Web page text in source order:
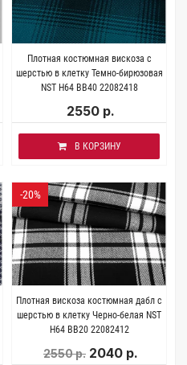
Плотная костюмная вискоза с
шерстью в клетку Темно-бирюзовая
NST H64 BB40 22082418
2550 р.
В КОРЗИНУ
-20%
Плотная вискоза костюмная дабл с
шерстью в клетку Черно-белая NST
Н64 BB20 22082412
2550 р. 2040 р.